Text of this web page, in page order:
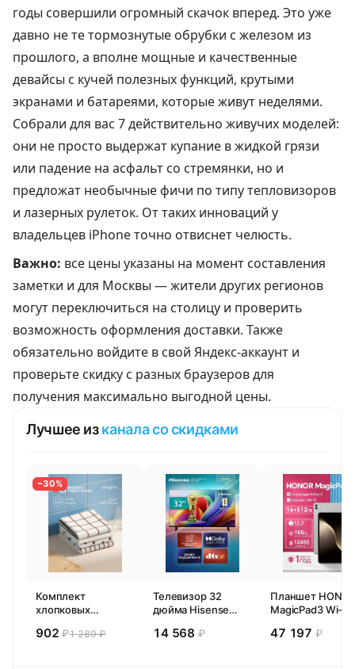
годы совершили огромный скачок вперед. Это уже
давно не те тормознутые обрубки с железом из
прошлого, а вполне мощные и качественные
девайсы с кучей полезных функций, крутыми
экранами и батареями, которые живут неделями.
Собрали для вас 7 действительно живучих моделей:
они не просто выдержат купание в жидкой грязи
или падение на асфальт со стремянки, но и
предложат необычные фичи по типу тепловизоров
и лазерных рулеток. От таких инноваций у
владельцев iPhone точно отвиснет челюсть.
Важно: все цены указаны на момент составления
заметки и для Москвы — жители других регионов
могут переключиться на столицу и проверить
возможность оформления доставки. Также
обязательно войдите в свой Яндекс-аккаунт и
проверьте скидку с разных браузеров для
получения максимально выгодной цены.
Лучшее изканала со скидками
−30%
Комплект
хлопковых
полотенец 4 шт,
902₽1 289 ₽
Телевизор 32
дюйма Hisense
Смарт ТВ HD
14 568 ₽
Планшет
MagicPad3 Wi-Fi,
Snapdragon 8,
47 197 ₽